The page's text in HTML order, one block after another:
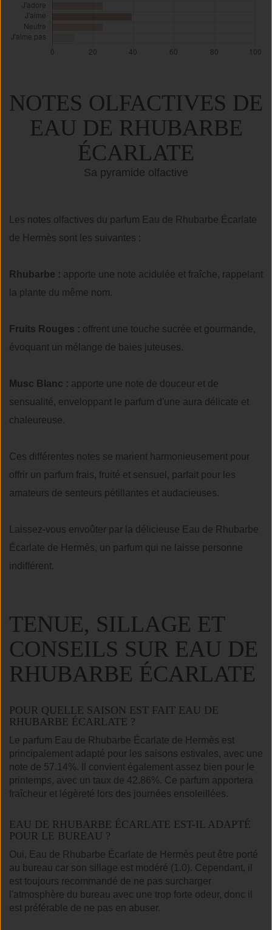
NOTES OLFACTIVES DE
EAU DE RHUBARBE
ÉCARLATE
Sa pyramide olfactive
Les notes olfactives du parfum Eau de Rhubarbe Écarlate
de Hermès sont les suivantes :
Rhubarbe : apporte une note acidulée et fraîche, rappelant
la plante du même nom.
Fruits Rouges : offrent une touche sucrée et gourmande,
évoquant un mélange de baies juteuses.
Musc Blanc : apporte une note de douceur et de
sensualité, enveloppant le parfum d'une aura délicate et
chaleureuse.
Ces différentes notes se marient harmonieusement pour
offrir un parfum frais, fruité et sensuel, parfait pour les
amateurs de senteurs pétillantes et audacieuses.
Laissez-vous envoûter par la délicieuse Eau de Rhubarbe
Écarlate de Hermès, un parfum qui ne laisse personne
indifférent.
TENUE, SILLAGE ET
CONSEILS SUR EAU DE
RHUBARBE ÉCARLATE
POUR QUELLE SAISON EST FAIT EAU DE
RHUBARBE ÉCARLATE ?
Le parfum Eau de Rhubarbe Écarlate de Hermès est
principalement adapté pour les saisons estivales, avec une
note de 57.14%. Il convient également assez bien pour le
printemps, avec un taux de 42.86%. Ce parfum apportera
fraîcheur et légèreté lors des journées ensoleillées.
EAU DE RHUBARBE ÉCARLATE EST-IL ADAPTÉ
POUR LE BUREAU ?
Oui, Eau de Rhubarbe Écarlate de Hermès peut être porté
au bureau car son sillage est modéré (1.0). Cependant, il
est toujours recommandé de ne pas surcharger
l'atmosphère du bureau avec une trop forte odeur, donc il
est préférable de ne pas en abuser.